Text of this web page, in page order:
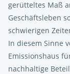
gerütteltes Maß
Geschäftsleben
schwierigen
In diesem Sinne
Emissionshaus
nachhaltige